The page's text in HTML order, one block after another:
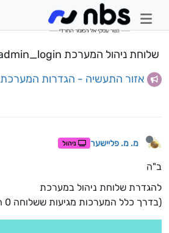
שלוחת ניהול המערכת admin_login
אזור התעשיה - הגדרות המערכת
מ. מ. פליישער ניהול
ב"ה
להגדרת שלוחת ניהול במערכת
(בדרך כלל המערכות מגיעות ששלוחה 0 היא שלוחות הניהול)